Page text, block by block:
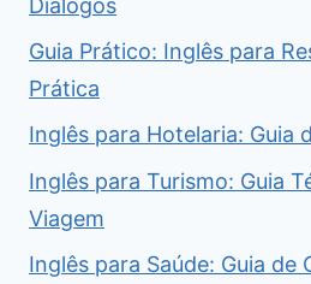
Diálogos
Guia Prático: Inglês para
Prática
Inglês para Hotelaria: Guia
Inglês para Turismo: Guia
Viagem
Inglês para Saúde: Guia de